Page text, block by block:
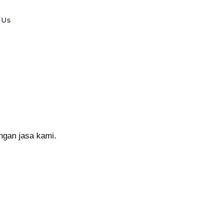
jasa kami.